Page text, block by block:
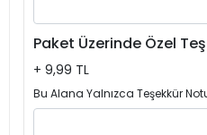
Paket Üzerinde Özel
+ 9,99 TL
Bu Alana Yalnızca Teşekkür